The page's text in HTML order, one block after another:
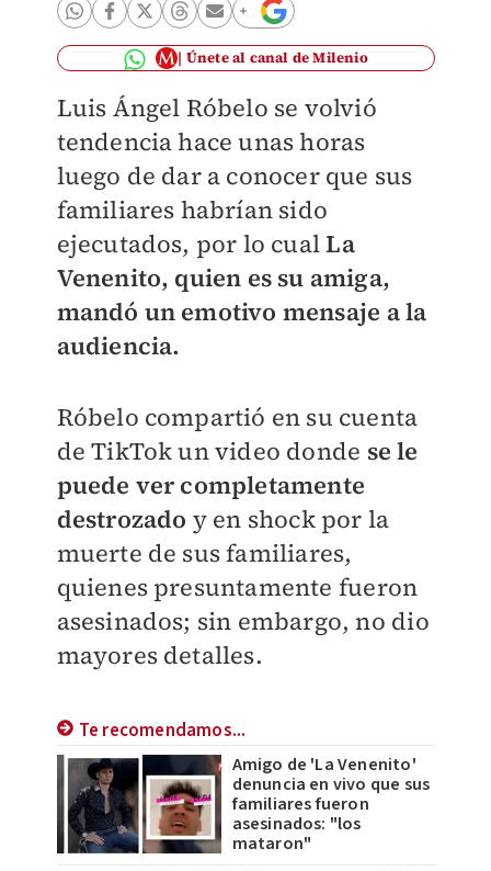
Únete al canal de Milenio
Luis Ángel Róbelo se volvió
tendencia hace unas horas
luego de dar a conocer que sus
familiares habrían sido
ejecutados, por lo cualLa
Venenito, quien es su amiga,
mandó un emotivo mensaje a la
audiencia.
Róbelo compartió en su cuenta
de TikTok un video donde se le
puede ver completamente
destrozado y en shock por la
muerte de sus familiares,
quienes presuntamente fueron
asesinados; sin embargo, no dio
mayores detalles.
Te recomendamos...
Amigo de 'La Venenito'
denuncia en vivo que sus
familiares fueron
asesinados: "los
mataron"